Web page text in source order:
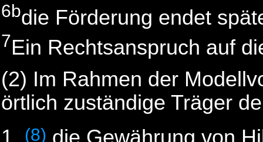
6bdie Förderung endet
7Ein Rechtsanspruch auf
(2) Im Rahmen der
örtlich zuständige Träger
(8) die Gewährung von